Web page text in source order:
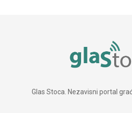
Glas Stoca. Nezavisni portal